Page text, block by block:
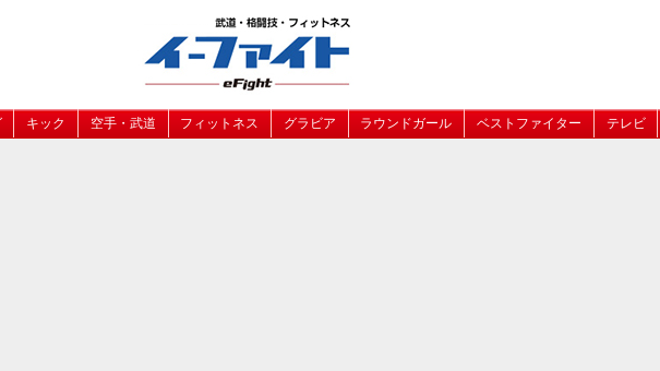
キック 空手・武道 フィットネス グラビア ラウンドガール ベストファイター テレビ